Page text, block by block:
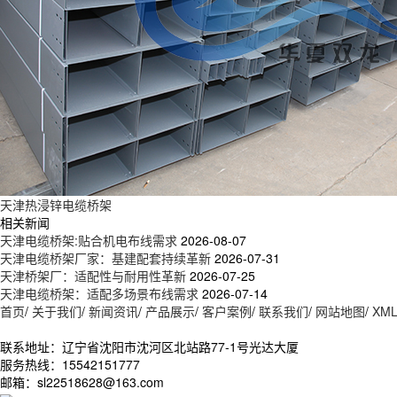
天津热浸锌电缆桥架
相关新闻
天津电缆桥架:贴合机电布线需求 2026-08-07
天津电缆桥架厂家：基建配套持续革新 2026-07-31
天津桥架厂：适配性与耐用性革新 2026-07-25
天津电缆桥架：适配多场景布线需求 2026-07-14
首页/ 关于我们/ 新闻资讯/ 产品展示/ 客户案例/ 联系我们/ 网站地图/ XML
联系地址：辽宁省沈阳市沈河区北站路77-1号光达大厦
服务热线：15542151777
邮箱：sl22518628@163.com